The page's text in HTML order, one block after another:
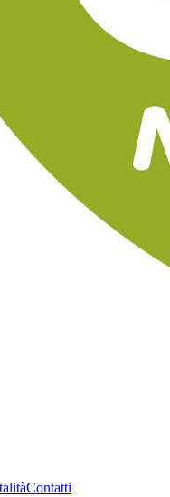
Contatti